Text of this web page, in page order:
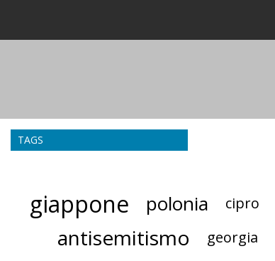
TAGS
giappone polonia cipro
antisemitismo georgia